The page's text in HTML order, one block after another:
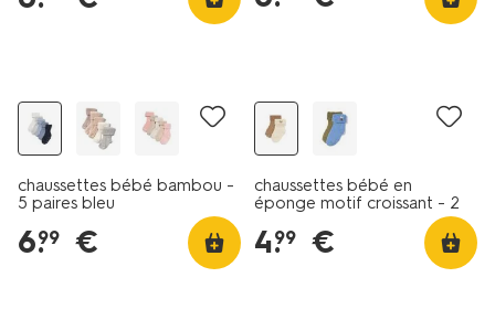
chaussettes bébé bambou -
5 paires bleu
6.
99 €
chaussettes bébé en
éponge motif croissant - 2
4.
99 €